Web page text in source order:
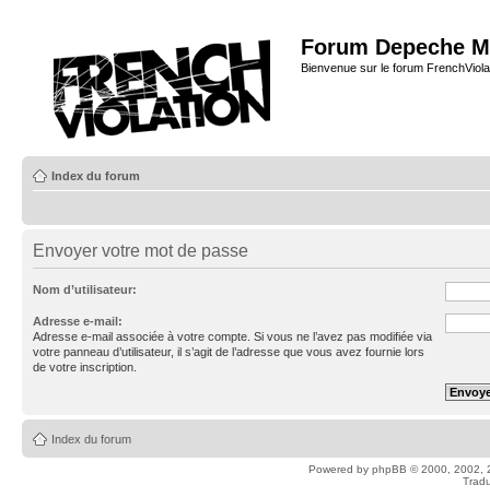
Forum Depeche
Bienvenue sur le forum
Index du forum
Envoyer votre mot de passe
Nom d’utilisateur:
Adresse e-mail:
Adresse e-mail associée à votre compte. Si vous ne l’avez pas modifiée via
votre panneau d’utilisateur, il s’agit de l’adresse que vous avez fournie lors
de votre inscription.
Index du forum
Powered by phpBB © 2000, 2002,